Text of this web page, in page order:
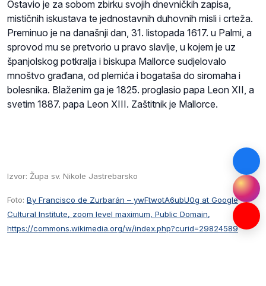
Ostavio je za sobom zbirku svojih dnevničkih zapisa,
mističnih iskustava te jednostavnih duhovnih misli i crteža.
Preminuo je na današnji dan, 31. listopada 1617. u Palmi, a
sprovod mu se pretvorio u pravo slavlje, u kojem je uz
španjolskog potkralja i biskupa Mallorce sudjelovalo
mnoštvo građana, od plemića i bogataša do siromaha i
bolesnika. Blaženim ga je 1825. proglasio papa Leon XII, a
svetim 1887. papa Leon XIII. Zaštitnik je Mallorce.
Izvor: Župa sv. Nikole Jastrebarsko
Foto: By Francisco de Zurbarán – ywFtwotA6ubU0g at Google
Cultural Institute, zoom level maximum, Public Domain,
https://commons.wikimedia.org/w/index.php?curid=29824589